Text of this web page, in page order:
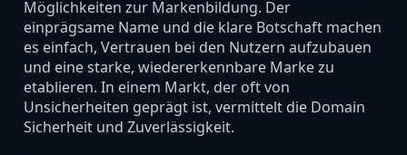
Möglichkeiten zur Markenbildung. Der
einprägsame Name und die klare Botschaft machen
es einfach, Vertrauen bei den Nutzern aufzubauen
und eine starke, wiedererkennbare Marke zu
etablieren. In einem Markt, der oft von
Unsicherheiten geprägt ist, vermittelt die Domain
Sicherheit und Zuverlässigkeit.